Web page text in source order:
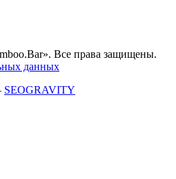
Все права защищены.
данных
SEOGRAVITY